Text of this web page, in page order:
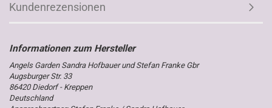
Kundenrezensionen
Angels Garden Sandra Hofbauer und Stefan Franke Gbr
Augsburger Str. 33
86420 Diedorf - Kreppen
Deutschland